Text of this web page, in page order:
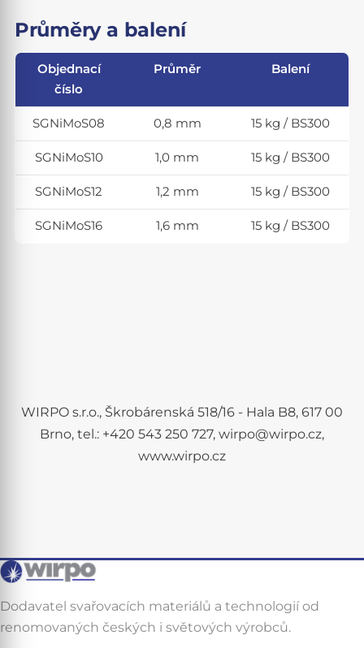
Průměry a balení
Objednací
číslo
Průměr Balení
SGNiMoS08 0,8 mm 15 kg / BS300
SGNiMoS10 1,0 mm 15 kg / BS300
SGNiMoS12 1,2 mm 15 kg / BS300
SGNiMoS16 1,6 mm 15 kg / BS300
WIRPO s.r.o., Škrobárenská 518/16 - Hala B8, 617 00
Brno, tel.: +420 543 250 727, wirpo@wirpo.cz,
www.wirpo.cz
Dodavatel svařovacích materiálů a technologií od
renomovaných českých i světových výrobců.